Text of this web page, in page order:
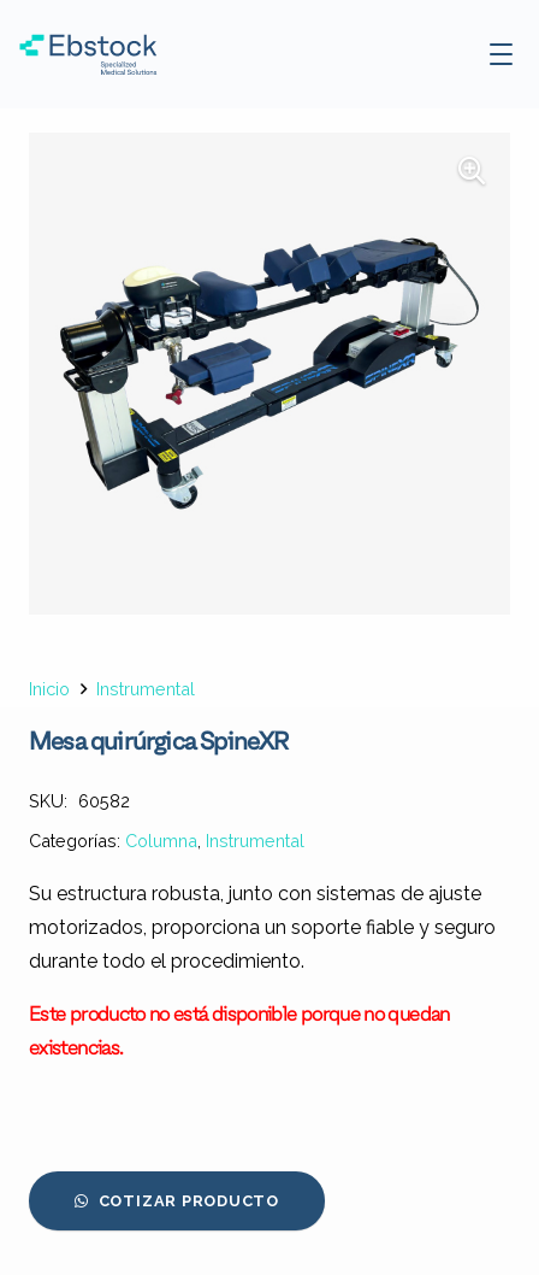
Inicio Instrumental
Mesa quirúrgica SpineXR
SKU:
60582
Categorías: Columna Instrumental
Su estructura robusta, junto con sistemas de ajuste
motorizados, proporciona un soporte fiable y seguro
durante todo el procedimiento.
Este producto no está disponible porque no quedan
existencias.
COTIZAR PRODUCTO